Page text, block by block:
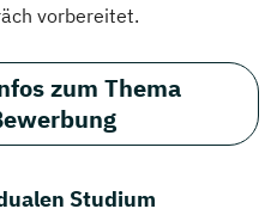
vorbereitet.
zum Thema
Studium